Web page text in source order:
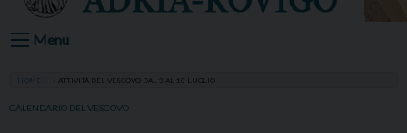
Menu
HOME ATTIVITÀ DEL VESCOVO DAL 3 AL 10 LUGLIO
CALENDARIO DEL VESCOVO